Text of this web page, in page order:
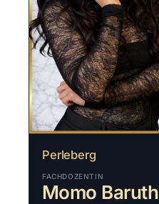
Perleberg
FACHDOZENTIN
Momo Baruth